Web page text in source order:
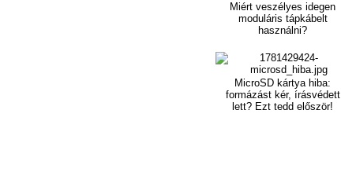
Miért veszélyes idegen
moduláris tápkábelt
használni?
MicroSD kártya hiba:
formázást kér, írásvédett
lett? Ezt tedd először!